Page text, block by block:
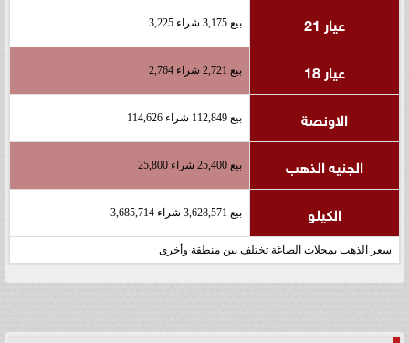
عيار 21 بيع 3,175 شراء 3,225
عيار 18 بيع 2,721 شراء 2,764
الاونصة بيع 112,849 شراء 114,626
الجنيه الذهب بيع 25,400 شراء 25,800
الكيلو بيع 3,628,571 شراء 3,685,714
سعر الذهب بمحلات الصاغة تختلف بين منطقة وأخرى